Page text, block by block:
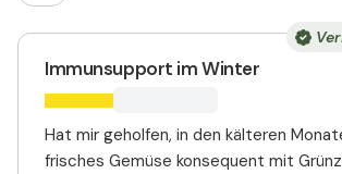
Immunsupport im Winter
Hat mir geholfen, in den kälteren
frisches Gemüse konsequent mit